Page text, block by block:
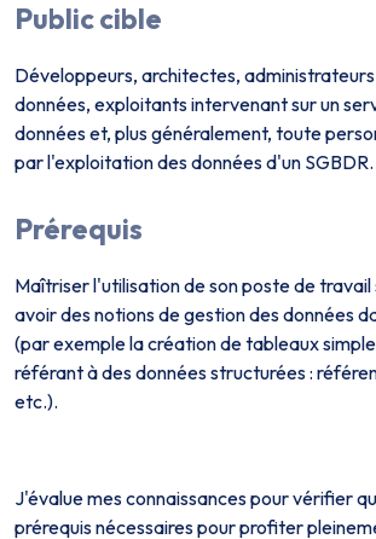
Public cible
Développeurs, architectes,
données, exploitants intervenant sur un
données et, plus généralement, toute
par l'exploitation des données d'un SGBDR.
Prérequis
Maîtriser l'utilisation de son poste de
avoir des notions de gestion des données
(par exemple la création de tableaux
référant à des données structurées :
etc.).
J'évalue mes connaissances pour vérifier
prérequis nécessaires pour profiter